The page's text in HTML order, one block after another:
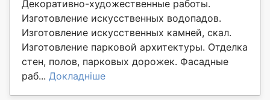
Декоративно-художественные работы.
Изготовление искусственных водопадов.
Изготовление искусственных камней, скал.
Изготовление парковой архитектуры. Отделка
стен, полов, парковых дорожек. Фасадные
раб... Докладніше